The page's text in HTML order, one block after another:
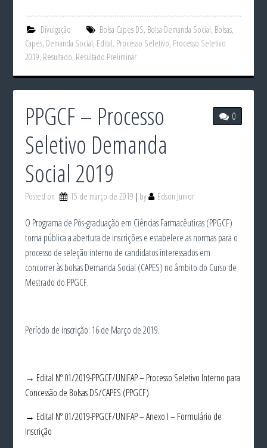
Divulgação Bolsa Capes DS, Bolsa Demanda Social, Bolsas,
Capes, Demanda Social, Edital, Processo Seletivo, Processo Seletivo
2019, Resultado, Resultado Preliminar
0
PPGCF – Processo
Seletivo Demanda
Social 2019
Posted on 15 de março de 2019 by Edson Junior
O Programa de Pós-graduação em Ciências Farmacêuticas (PPGCF)
torna pública a abertura de inscrições e estabelece as normas para o
processo de seleção interno de candidatos interessados em
concorrer às bolsas Demanda Social (CAPES) no âmbito do Curso de
Mestrado do PPGCF.
Período de inscrição: 16 de Março de 2019.
→ Edital Nº 01/2019-PPGCF/UNIFAP – Processo Seletivo Interno para
Concessão de Bolsas DS/CAPES (PPGCF)
→ Edital Nº 01/2019-PPGCF/UNIFAP – Anexo I – Formulário de
Inscrição